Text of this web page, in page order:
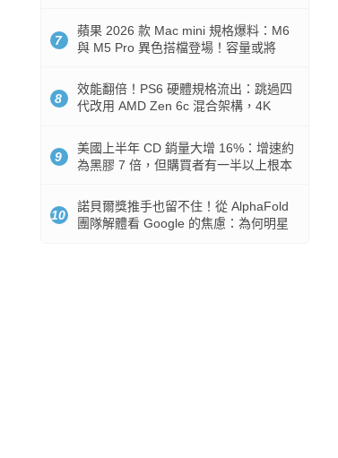
7
蘋果 2026 款 Mac mini 規格爆料：M6
與 M5 Pro 異色搭檔登場！容量或將
8
效能翻倍！PS6 硬體規格流出：跳過四
代改用 AMD Zen 6c 混合架構，4K
9
美國上半年 CD 銷量大增 16%：增速約
為黑膠 7 倍，但購買者有一半以上根本
10
諾貝爾獎推手也留不住！從 AlphaFold
團隊解體看 Google 的焦慮：為何明星